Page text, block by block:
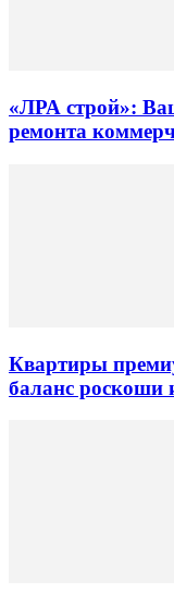
«ЛРА строй»:
ремонта
Квартиры
баланс роскоши